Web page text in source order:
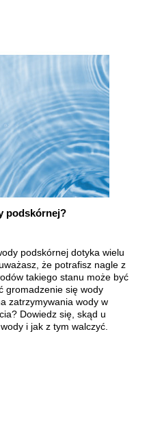
podskórnej?
podskórnej dotyka wielu
że potrafisz nagle z
takiego stanu może być
gromadzenie się wody
zatrzymywania wody w
Dowiedz się, skąd u
i jak z tym walczyć.